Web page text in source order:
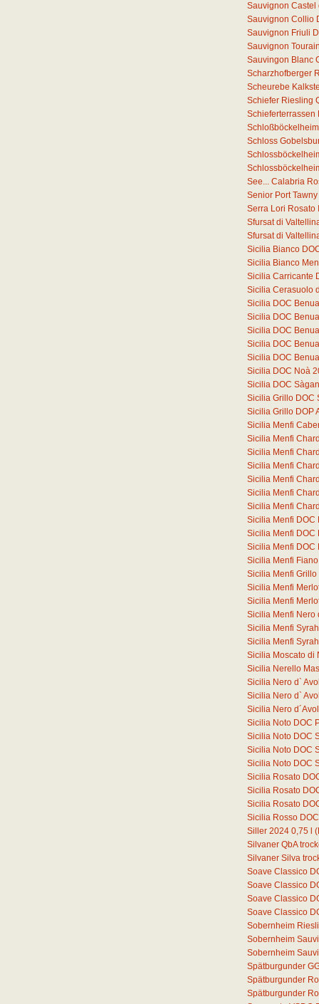
Sauvignon Castel
Sauvignon Collio
Sauvignon Friuli
Sauvignon
Sauvingon Blanc
Scharzhofberger
Scheurebe
Schiefer Riesling
Schieferterrassen
Schloss
See... Calabria
Senior Port
Serra Lori Rosato
Sfursat di
Sfursat di
Sicilia Bianco
Sicilia Bianco
Sicilia Carricante
Sicilia Cerasuolo
Sicilia DOC
Sicilia DOC
Sicilia DOC
Sicilia DOC
Sicilia DOC
Sicilia DOC Noà
Sicilia DOC
Sicilia Grillo DOC
Sicilia Grillo DOP
Sicilia Menfi
Sicilia Menfi
Sicilia Menfi
Sicilia Menfi
Sicilia Menfi
Sicilia Menfi
Sicilia Menfi
Sicilia Menfi DOC
Sicilia Menfi DOC
Sicilia Menfi DOC
Sicilia Menfi
Sicilia Menfi
Sicilia Menfi
Sicilia Menfi
Sicilia Menfi Nero
Sicilia Menfi
Sicilia Menfi
Sicilia Moscato di
Sicilia Nerello
Sicilia Nero d`
Sicilia Nero d`
Sicilia Nero
Sicilia Noto DOC
Sicilia Noto DOC
Sicilia Noto DOC
Sicilia Noto DOC
Sicilia Rosato
Sicilia Rosato
Sicilia Rosato
Sicilia Rosso
Siller 2024 0,75
Silvaner QbA
Silvaner Silva
Soave Classico
Soave Classico
Soave Classico
Soave Classico
Sobernheim
Sobernheim
Sobernheim
Spätburgunder
Spätburgunder
Spätburgunder